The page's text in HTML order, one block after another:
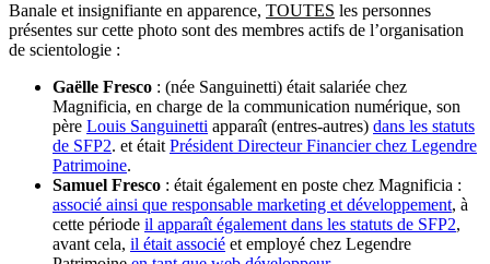
Banale et insignifiante en apparence, TOUTES les personnes
présentes sur cette photo sont des membres actifs de l’organisation
de scientologie :
Gaëlle Fresco : (née Sanguinetti) était salariée chez
Magnificia, en charge de la communication numérique, son
père Louis Sanguinetti apparaît (entres-autres) dans les statuts
de SFP2. et était Président Directeur Financier chez Legendre
Patrimoine.
Samuel Fresco : était également en poste chez Magnificia :
associé ainsi que responsable marketing et développement, à
cette période il apparaît également dans les statuts de SFP2,
avant cela, il était associé et employé chez Legendre